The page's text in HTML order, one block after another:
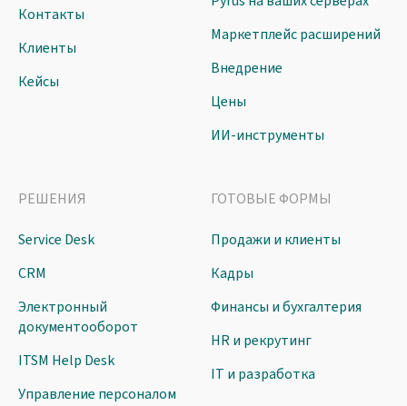
Контакты
Клиенты
Кейсы
Маркетплейс расширений
Внедрение
Цены
ИИ-инструменты
РЕШЕНИЯ
Service Desk
CRM
Электронный
документооборот
ITSM Help Desk
Управление персоналом
ГОТОВЫЕ ФОРМЫ
Продажи и клиенты
Кадры
Финансы и бухгалтерия
HR и рекрутинг
IT и разработка